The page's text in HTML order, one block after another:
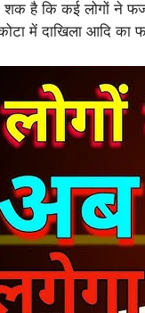
शक है कि कई लोगों ने
में दाखिला आदि का